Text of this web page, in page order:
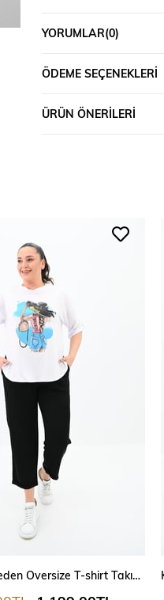
kesimi sayesinde gün
olmaktadır.) Model
140 cm’dir. Alt Boy : 106
YORUMLAR(0)
ÖDEME SEÇENEKLERI
ÜRÜN ÖNERILERI
Kadın Büyük Beden Oversize T-shirt Takım 8104-24